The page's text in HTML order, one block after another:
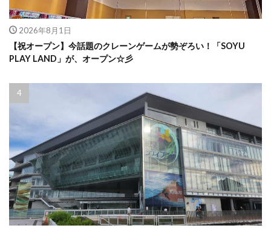
2026年8月1日
【祝オープン】今話題のクレーンゲームが勢ぞろい！「SOYU
PLAY LAND」が、オープン☆彡